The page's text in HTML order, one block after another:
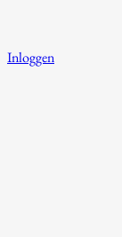
Inloggen